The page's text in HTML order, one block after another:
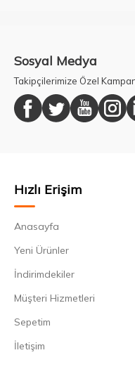
Sosyal Medya
Takipçilerimize Özel
Hızlı Erişim
Anasayfa
Yeni Ürünler
İndirimdekiler
Müşteri Hizmetleri
Sepetim
İletişim